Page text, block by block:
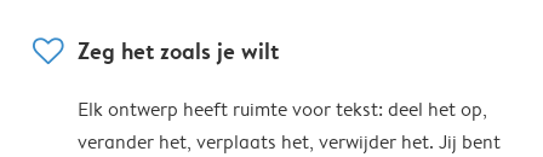
heart Zeg het zoals je wilt
Elk ontwerp heeft ruimte voor tekst: deel het op,
verander het, verplaats het, verwijder het. Jij bent